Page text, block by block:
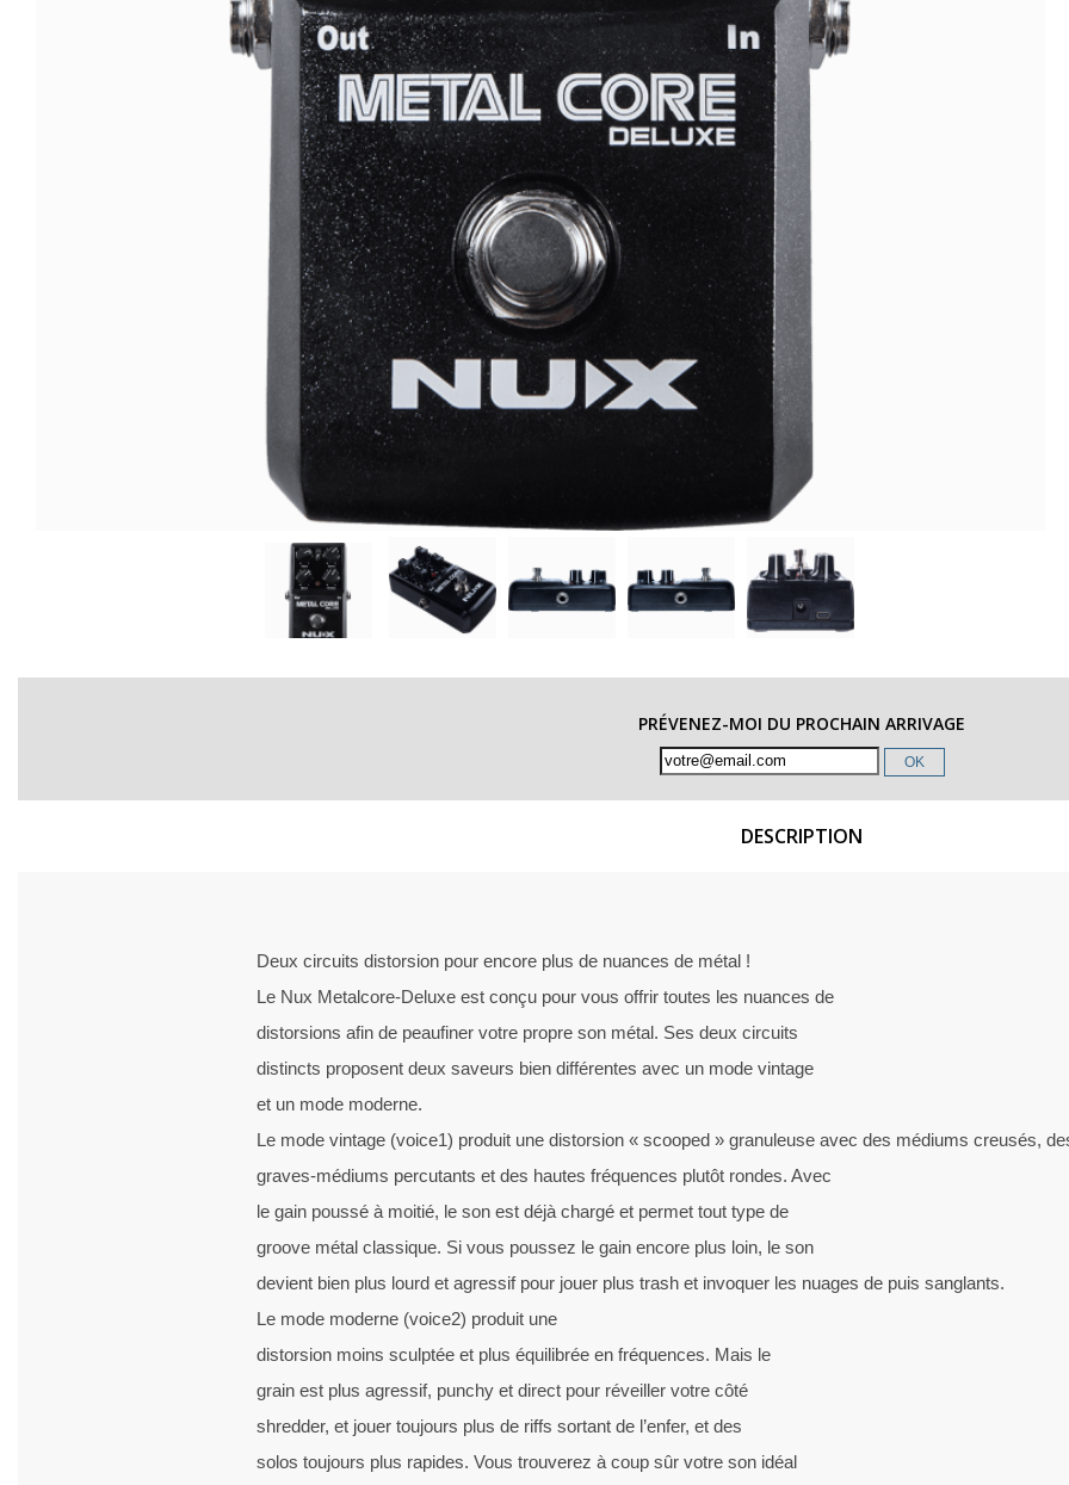
PRÉVENEZ-MOI DU PROCHAIN ARRIVAGE
OK
DESCRIPTION
Deux circuits distorsion pour encore plus de nuances de métal !
Le Nux Metalcore-Deluxe est conçu pour vous offrir toutes les nuances de
distorsions afin de peaufiner votre propre son métal. Ses deux circuits
distincts proposent deux saveurs bien différentes avec un mode vintage
et un mode moderne.
Le mode vintage (voice1) produit une distorsion « scooped » granuleuse avec des médiums creusés,
graves-médiums percutants et des hautes fréquences plutôt rondes. Avec
le gain poussé à moitié, le son est déjà chargé et permet tout type de
groove métal classique. Si vous poussez le gain encore plus loin, le son
devient bien plus lourd et agressif pour jouer plus trash et invoquer les nuages de puis sanglants.
Le mode moderne (voice2) produit une
distorsion moins sculptée et plus équilibrée en fréquences. Mais le
grain est plus agressif, punchy et direct pour réveiller votre côté
shredder, et jouer toujours plus de riffs sortant de l’enfer, et des
solos toujours plus rapides. Vous trouverez à coup sûr votre son idéal